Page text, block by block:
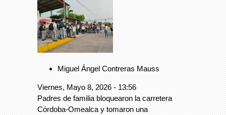
Miguel Ángel Contreras Mauss
Viernes, Mayo 8, 2026 - 13:56
Padres de familia bloquearon la carretera
Córdoba-Omealca y tomaron una